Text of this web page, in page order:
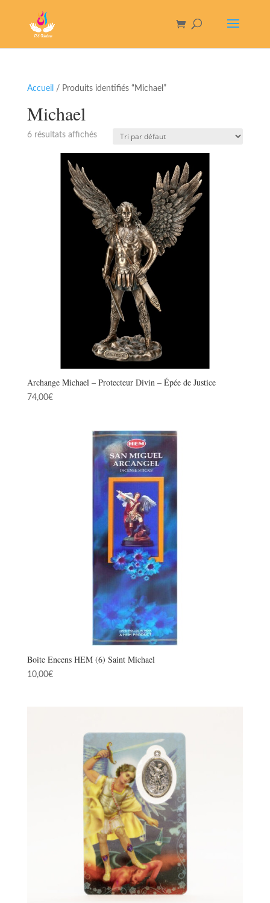
Accueil / Produits identifiés “Michael”
Michael
6 résultats affichés
Archange Michael – Protecteur Divin – Épée de Justice
74,00€
Boite Encens HEM (6) Saint Michael
10,00€